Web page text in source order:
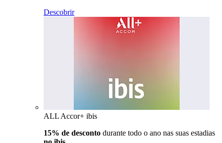
Descobrir
ALL Accor+ ibis
15% de desconto durante todo o ano nas suas estadias